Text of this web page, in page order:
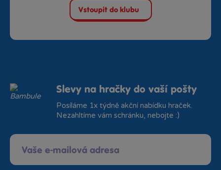
Vstoupit do klubu
Slevy na hračky do vaší pošty
Posíláme 1x týdně akční nabídku hraček.
Nezahltíme vám schránku, nebojte :)